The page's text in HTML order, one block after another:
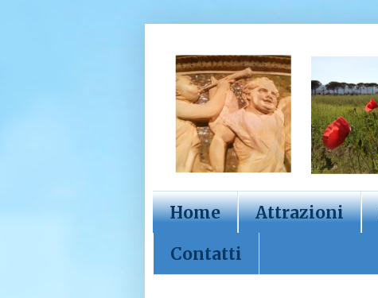
Home Attrazioni
Contatti